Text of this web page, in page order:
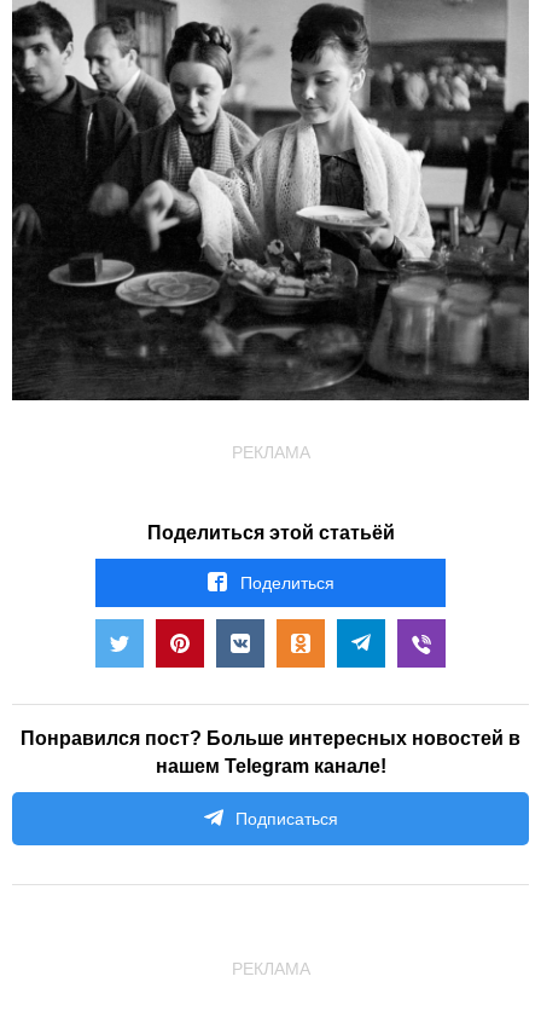
РЕКЛАМА
Поделиться этой статьёй
Поделиться
Понравился пост? Больше интересных новостей в
нашем Telegram канале!
Подписаться
РЕКЛАМА